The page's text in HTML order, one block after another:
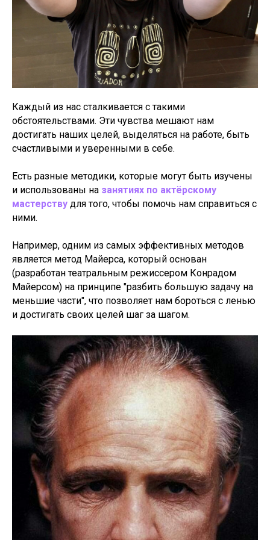
Каждый из нас сталкивается с такими
обстоятельствами. Эти чувства мешают нам
достигать наших целей, выделяться на работе, быть
счастливыми и уверенными в себе.
Есть разные методики, которые могут быть изучены
и использованы на занятиях по актёрскому
мастерству для того, чтобы помочь нам справиться с
ними.
Например, одним из самых эффективных методов
является метод Майерса, который основан
(разработан театральным режиссером Конрадом
Майерсом) на принципе "разбить большую задачу на
меньшие части", что позволяет нам бороться с ленью
и достигать своих целей шаг за шагом.